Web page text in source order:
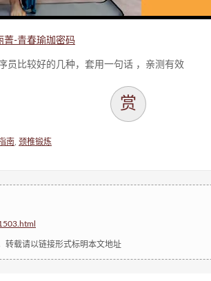
菁-青春瑜珈密码
员比较好的几种，套用一句话 ，亲测有效
赏
南 颈椎锻炼
转载请以链接形式标明本文地址